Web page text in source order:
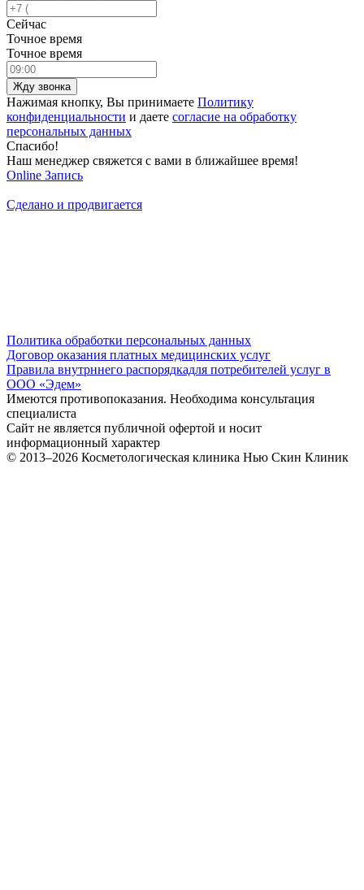
Сейчас
Точное время
Точное время
Жду звонка
Нажимая кнопку, Вы принимаете Политику
конфиденциальности и даете согласие на обработку
персональных данных
Спасибо!
Наш менеджер свяжется с вами в ближайшее время!
Online Запись
Сделано и продвигается
Политика обработки персональных данных
Договор оказания платных медицинских услуг
Правила внутрннего распорядкадля потребителей услуг в
ООО «Эдем»
Имеются противопоказания. Необходима консультация
специалиста
Сайт не является публичной офертой и носит
информационный характер
© 2013–2026 Косметологическая клиника Нью Скин Клиник